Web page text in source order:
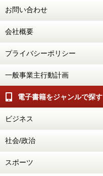
お問い合わせ
会社概要
プライバシーポリシー
一般事業主行動計画
電子書籍をジャンルで探す
ビジネス
社会/政治
スポーツ